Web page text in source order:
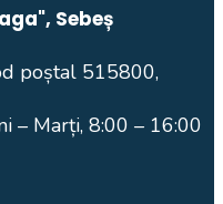
Sebeș
poștal 515800,
– Marți, 8:00 – 16:00